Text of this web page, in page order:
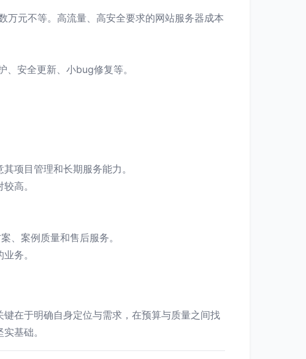
万元不等。高流量、高安全要求的网站服务器成本
安全更新、小bug修复等。
项目管理和长期服务能力。
高。
、案例质量和售后服务。
务。
在于明确自身定位与需求，在预算与质量之间找
基础。